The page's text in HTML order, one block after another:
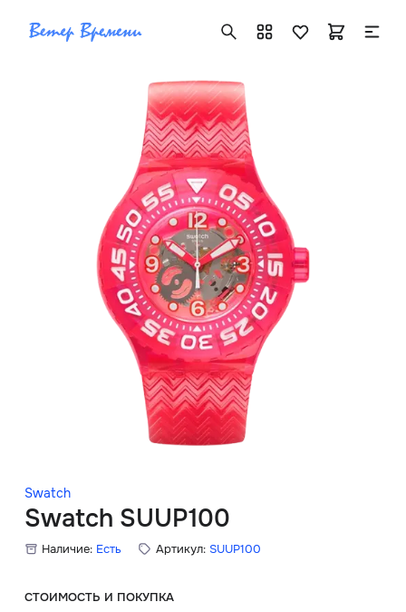
Swatch
Swatch SUUP100
Наличие: Есть Артикул: SUUP100
СТОИМОСТЬ И ПОКУПКА
+7 ( 705 ) 181-42-50
info@vetervremeni.kz
Авторизация
Каталог
Мужские часы
Женские часы
Скидки
Главная
О нас